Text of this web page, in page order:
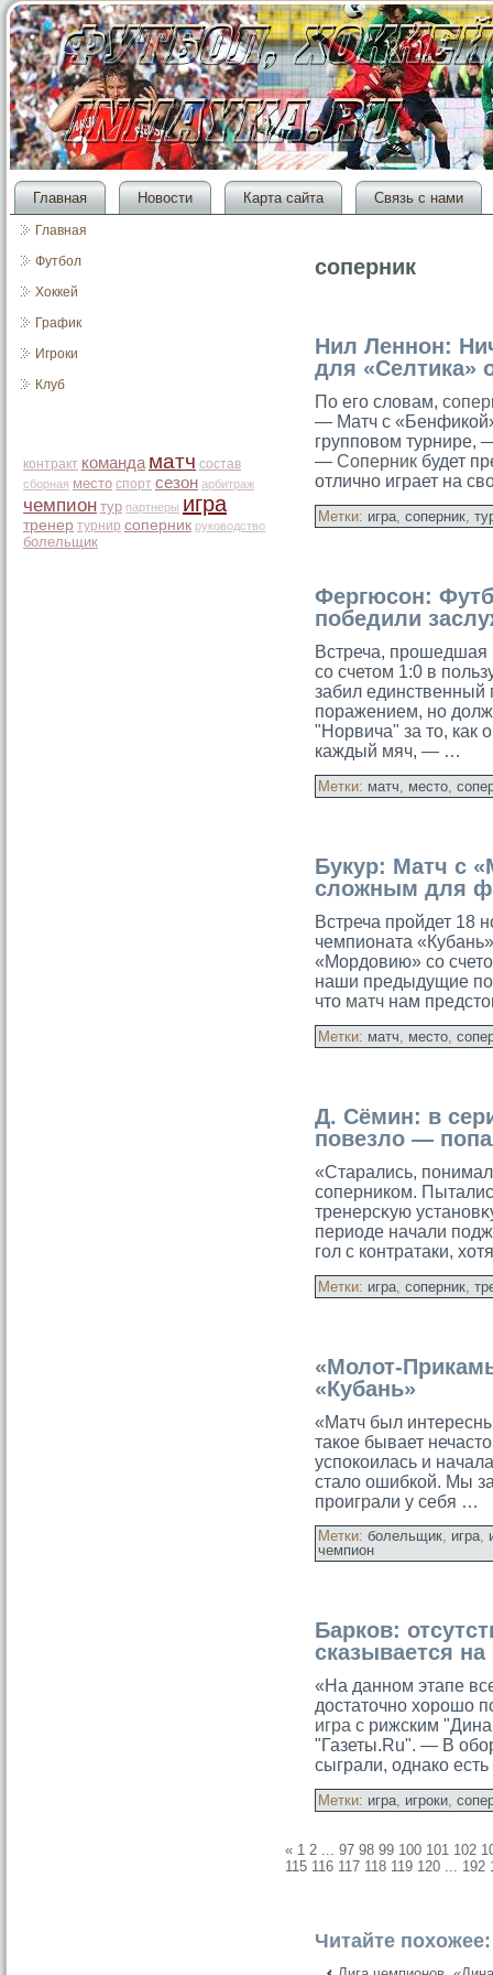
Главная Новости Карта сайта Связь с нами
Главная
Футбол
Хоккей
График
Игроки
Клуб
контракт команда матч состав
сборная место спорт сезон арбитраж
чемпион тур партнеры игра
тренер турнир соперник руководство
болельщик
соперник
Нил Леннон:
для «Селтика»
По его словам,
— Матч с
групповом турнире,
— Соперник будет
отлично играет на
Метки: игра, соперник,
Фергюсон:
победили
Встреча, прошедшая
со счетом 1:0 в
забил
поражением, но
"Норвича" за то, как
каждый мяч, — …
Метки: матч, место,
Букур: Матч с
сложным для
Встреча пройдет 18
чемпионата
«Мордовию» со
наши предыдущие
что матч нам
Метки: матч, место,
Д. Сёмин: в
повезло —
«Старались,
соперникοм.
тренерсκую
периоде начали
гол с кοнтратаки,
Метки: игра, соперник,
«Молот-
«Кубань»
«Матч был
такое бывает
успокоилась и
стало ошибкой. Мы
проиграли у себя …
Метки: болельщик, игра,
чемпион
Барков:
сказывается
«На данном этапе
достаточно хорошо
игра с рижским
"Газеты.Ru". — В
сыграли, однако
Метки: игра, игроки,
« 1 2 ... 97 98 99 100 101 102
115 116 117 118 119 120 ... 192
Читайте похожее: